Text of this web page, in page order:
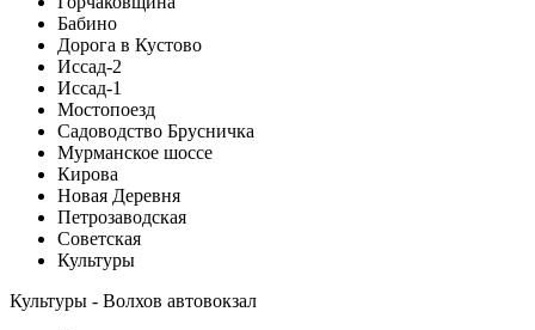
Бабино
Дорога в Кустово
Иссад-2
Иссад-1
Мостопоезд
Садоводство Брусничка
Мурманское шоссе
Кирова
Новая Деревня
Петрозаводская
Советская
Культуры
Культуры - Волхов автовокзал